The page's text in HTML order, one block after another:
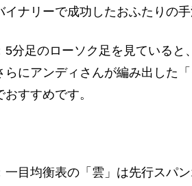
ナリーで成功したおふたりの手
分足のローソク足を見ていると
にアンディさんが編み出した「
すすめです。
目均衡表の「雲」は先行スパ